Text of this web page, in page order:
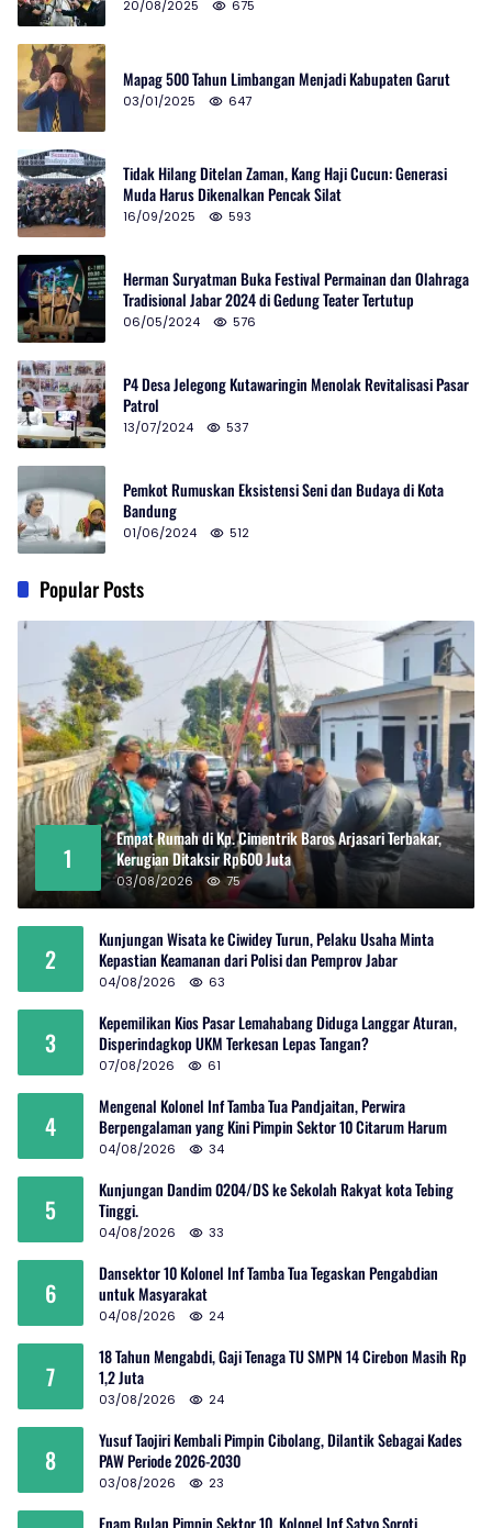
20/08/2025 675
Mapag 500 Tahun Limbangan Menjadi Kabupaten Garut
03/01/2025 647
Tidak Hilang Ditelan Zaman, Kang Haji Cucun: Generasi
Muda Harus Dikenalkan Pencak Silat
16/09/2025 593
Herman Suryatman Buka Festival Permainan dan Olahraga
Tradisional Jabar 2024 di Gedung Teater Tertutup
06/05/2024 576
P4 Desa Jelegong Kutawaringin Menolak Revitalisasi Pasar
Patrol
13/07/2024 537
Pemkot Rumuskan Eksistensi Seni dan Budaya di Kota
Bandung
01/06/2024 512
Popular Posts
1
Empat Rumah di Kp. Cimentrik Baros Arjasari Terbakar,
Kerugian Ditaksir Rp600 Juta
03/08/2026 75
2
Kunjungan Wisata ke Ciwidey Turun, Pelaku Usaha Minta
Kepastian Keamanan dari Polisi dan Pemprov Jabar
04/08/2026 63
3
Kepemilikan Kios Pasar Lemahabang Diduga Langgar Aturan,
Disperindagkop UKM Terkesan Lepas Tangan?
07/08/2026 61
4
Mengenal Kolonel Inf Tamba Tua Pandjaitan, Perwira
Berpengalaman yang Kini Pimpin Sektor 10 Citarum Harum
04/08/2026 34
5
Kunjungan Dandim 0204/DS ke Sekolah Rakyat kota Tebing
Tinggi.
04/08/2026 33
6
Dansektor 10 Kolonel Inf Tamba Tua Tegaskan Pengabdian
untuk Masyarakat
04/08/2026 24
7
18 Tahun Mengabdi, Gaji Tenaga TU SMPN 14 Cirebon Masih Rp
1,2 Juta
03/08/2026 24
8
Yusuf Taojiri Kembali Pimpin Cibolang, Dilantik Sebagai Kades
PAW Periode 2026-2030
03/08/2026 23
Enam Bulan Pimpin Sektor 10, Kolonel Inf Satyo Soroti